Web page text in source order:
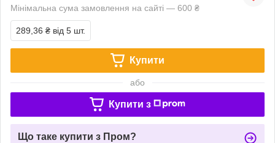
Мінімальна сума замовлення на сайті — 600 ₴
289,36 ₴ від 5 шт.
Купити
або
Купити з
Що таке купити з Пром?